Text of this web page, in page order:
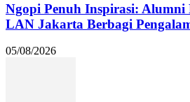
Ngopi Penuh Inspirasi:
LAN Jakarta Berbagi
05/08/2026